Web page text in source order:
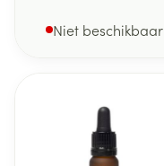
Niet beschikbaar